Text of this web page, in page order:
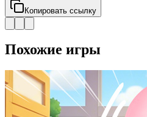
Копировать ссылку
Похожие игры